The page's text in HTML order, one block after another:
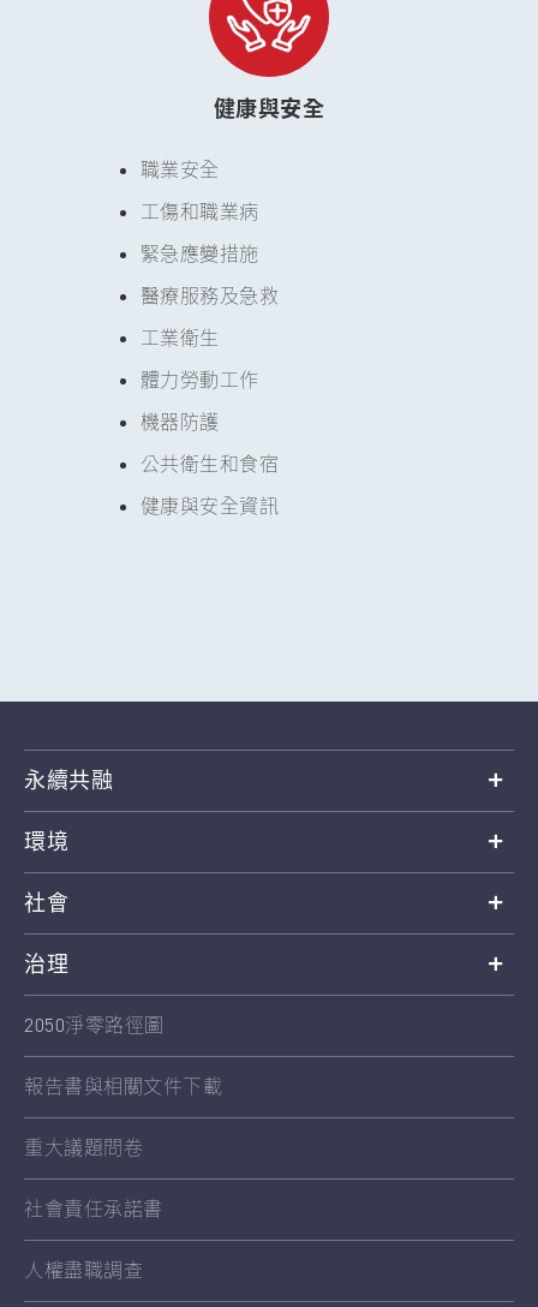
健康與安全
職業安全
工傷和職業病
緊急應變措施
醫療服務及急救
工業衛生
體力勞動工作
機器防護
公共衛生和食宿
健康與安全資訊
永續共融
環境
社會
治理
2050淨零路徑圖
報告書與相關文件下載
重大議題問卷
社會責任承諾書
人權盡職調查